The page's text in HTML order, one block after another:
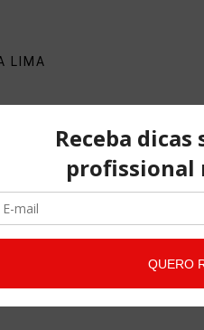
LIMA
NO COMMENTS